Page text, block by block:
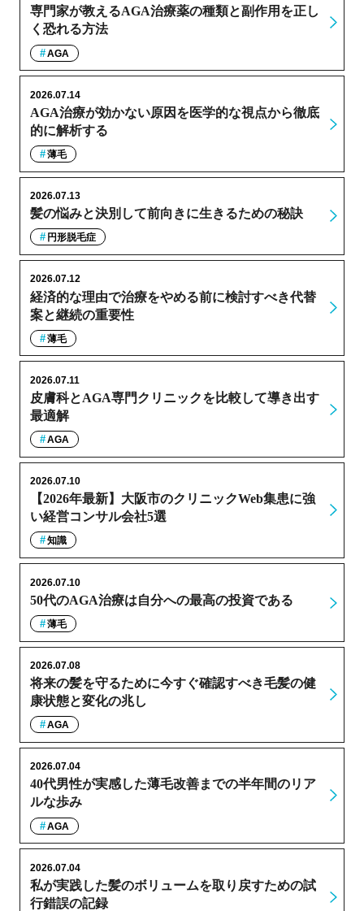
専門家が教えるAGA治療薬の種類と副作用を正し
く恐れる方法
AGA
AGA治療が効かない原因を医学的な視点から徹底
的に解析する
2026.07.14
薄毛
髪の悩みと決別して前向きに生きるための秘訣
2026.07.13
円形脱毛症
経済的な理由で治療をやめる前に検討すべき代替
案と継続の重要性
2026.07.12
薄毛
皮膚科とAGA専門クリニックを比較して導き出す
最適解
2026.07.11
AGA
【2026年最新】大阪市のクリニックWeb集患に強
い経営コンサル会社5選
2026.07.10
知識
50代のAGA治療は自分への最高の投資である
2026.07.10
薄毛
将来の髪を守るために今すぐ確認すべき毛髪の健
康状態と変化の兆し
2026.07.08
AGA
40代男性が実感した薄毛改善までの半年間のリア
ルな歩み
2026.07.04
AGA
私が実践した髪のボリュームを取り戻すための試
行錯誤の記録
2026.07.04